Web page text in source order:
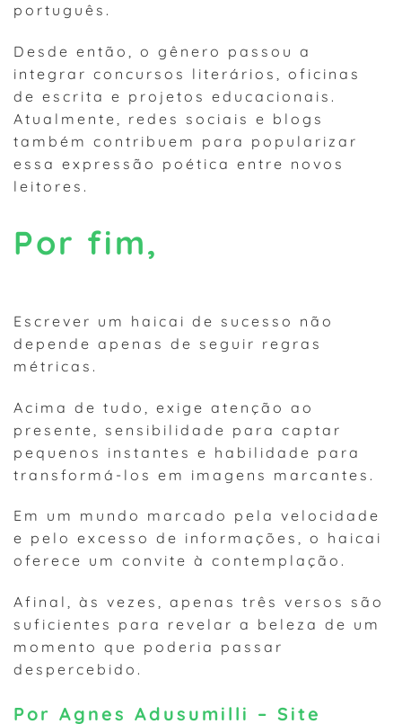
português.
Desde então, o gênero passou a
integrar concursos literários, oficinas
de escrita e projetos educacionais.
Atualmente, redes sociais e blogs
também contribuem para popularizar
essa expressão poética entre novos
leitores.
Por fim,
Escrever um haicai de sucesso não
depende apenas de seguir regras
métricas.
Acima de tudo, exige atenção ao
presente, sensibilidade para captar
pequenos instantes e habilidade para
transformá-los em imagens marcantes.
Em um mundo marcado pela velocidade
e pelo excesso de informações, o haicai
oferece um convite à contemplação.
Afinal, às vezes, apenas três versos são
suficientes para revelar a beleza de um
momento que poderia passar
despercebido.
Por Agnes Adusumilli – Site